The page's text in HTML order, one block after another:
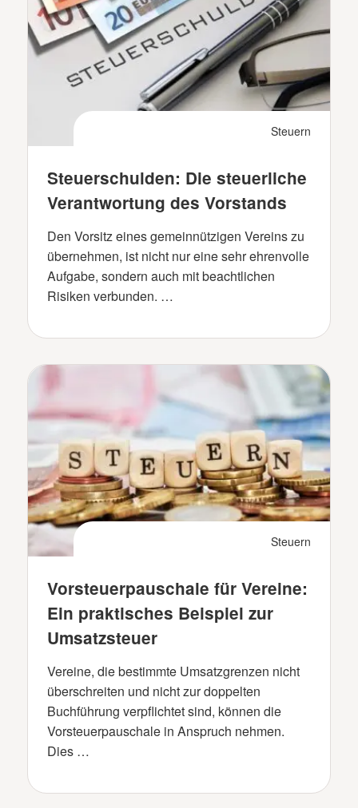
Steuern
Steuerschulden: Die steuerliche
Verantwortung des Vorstands
Den Vorsitz eines gemeinnützigen Vereins zu
übernehmen, ist nicht nur eine sehr ehrenvolle
Aufgabe, sondern auch mit beachtlichen
Risiken verbunden. …
Steuern
Vorsteuerpauschale für Vereine:
Ein praktisches Beispiel zur
Umsatzsteuer
Vereine, die bestimmte Umsatzgrenzen nicht
überschreiten und nicht zur doppelten
Buchführung verpflichtet sind, können die
Vorsteuerpauschale in Anspruch nehmen.
Dies …